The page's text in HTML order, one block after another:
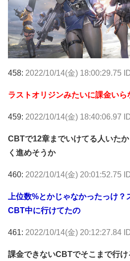
458: 2022/10/14(金) 18:00:29.75
ラストオリジンみたいに課金いら
459: 2022/10/14(金) 18:40:06.97
CBTで12章までいけてる人いた
く進めそうか
460: 2022/10/14(金) 20:01:52.75
上位数%とかじゃなかったっけ
CBT中に行けてたの
461: 2022/10/14(金) 20:12:27.84
課金できないCBTでそこまで行